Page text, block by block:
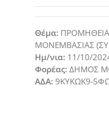
Θέμα:
ΜΟΝΕΜΒΑΣΙΑΣ
Ημ/νια: 11/10/
Φορέας: ΔΗΜΟΣ
ΑΔΑ: 9ΚΥΚΩΚ9-